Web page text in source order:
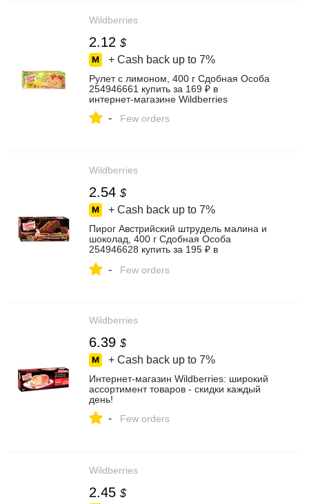
Wildberries
2.12 $
+ Cash back up to 7%
Рулет с лимоном, 400 г Сдобная Особа
254946661 купить за 169 ₽ в
интернет‑магазине Wildberries
- Few orders
Wildberries
2.54 $
+ Cash back up to 7%
Пирог Австрийский штрудель малина и
шоколад, 400 г Сдобная Особа
254946628 купить за 195 ₽ в
- Few orders
Wildberries
6.39 $
+ Cash back up to 7%
Интернет‑магазин Wildberries: широкий
ассортимент товаров - скидки каждый
день!
- Few orders
Wildberries
2.45 $